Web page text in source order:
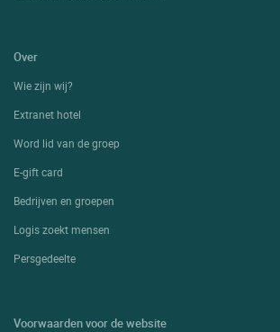
Over
Wie zijn wij?
Extranet hotel
Word lid van de groep
E-gift card
Bedrijven en groepen
Logis zoekt mensen
Persgedeelte
Voorwaarden voor de website